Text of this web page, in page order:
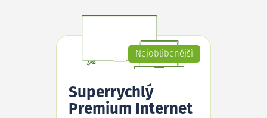
Nejoblíbenější
Superrychlý
Premium Internet